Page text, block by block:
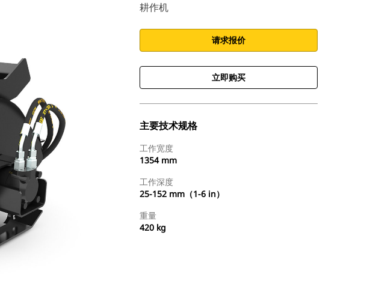
耕作机
请求报价
立即购买
主要技术规格
工作宽度
1354 mm
工作深度
25-152 mm（1-6 in）
重量
420 kg